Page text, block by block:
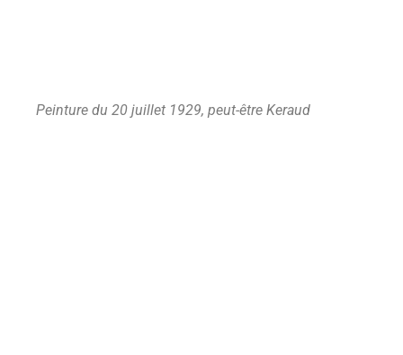
Peinture du 20 juillet 1929, peut-être Keraud